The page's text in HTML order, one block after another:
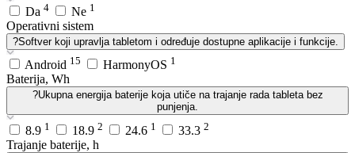
Da 4 Ne 1
Operativni sistem
?Softver koji upravlja tabletom i određuje dostupne aplikacije i funkcije.
Android 15 HarmonyOS 1
Baterija, Wh
?Ukupna energija baterije koja utiče na trajanje rada tableta bez
punjenja.
8.9 1 18.9 2 24.6 1 33.3 2
Trajanje baterije, h